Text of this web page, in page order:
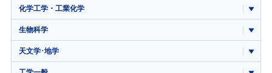
化学工学・工業化学
生物科学
天文学･地学